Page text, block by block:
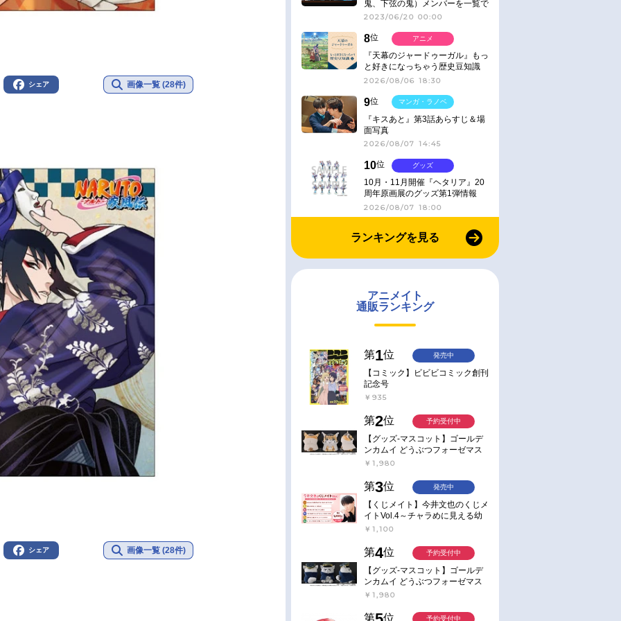
シェア 画像一覧 (28件)
シェア 画像一覧 (28件)
鬼、下弦の鬼）メンバーを一覧で
紹介＆解説（登場鬼の情報まと
2023/06/20 00:00
8位
『天幕のジャードゥーガル』もっ
と好きになっちゃう歴史豆知識
2026/08/06 18:30
アニメ
9位
『キスあと』第3話あらすじ＆場
面写真
2026/08/07 14:45
マンガ・ラノベ
10位
10月・11月開催『ヘタリア』20
周年原画展のグッズ第1弾情報
2026/08/07 18:00
グッズ
ランキングを見る
アニメイト
通販ランキング
第1位
【コミック】ビビビコミック創刊
記念号
￥935
発売中
第2位
【グッズ-マスコット】ゴールデ
ンカムイ どうぶつフォーゼマス
コット 4.尾形百之助【再販】
￥1,980
予約受付中
第3位
【くじメイト】今井文也のくじメ
イトVol.4～チャラめに見える幼
馴染、実は一途で独占欲が強いん
￥1,100
発売中
第4位
【グッズ-マスコット】ゴールデ
ンカムイ どうぶつフォーゼマス
コット 5.月島軍曹【再販】
￥1,980
予約受付中
第 位 予約受付中